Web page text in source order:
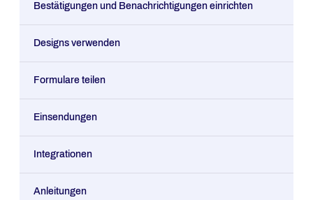
Bestätigungen und Benachrichtigungen einrichten
Designs verwenden
Formulare teilen
Einsendungen
Integrationen
Anleitungen